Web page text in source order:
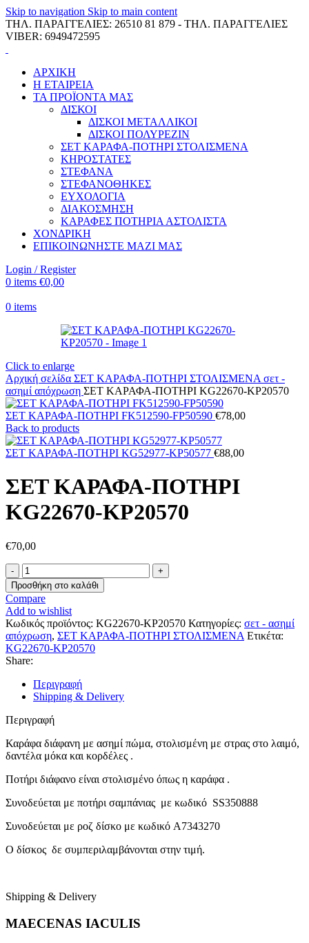
Skip to navigation Skip to main content
ΤΗΛ. ΠΑΡΑΓΓΕΛΙΕΣ: 26510 81 879 - ΤΗΛ. ΠΑΡΑΓΓΕΛΙΕΣ
VIBER: 6949472595
ΑΡΧΙΚΗ
Η ΕΤΑΙΡΕΙΑ
ΤΑ ΠΡΟΪΟΝΤΑ ΜΑΣ
ΔΙΣΚΟΙ
ΔΙΣΚΟΙ ΜΕΤΑΛΛΙΚΟΙ
ΔΙΣΚΟΙ ΠΟΛΥΡΕΖΙΝ
ΣΕΤ ΚΑΡΑΦΑ-ΠΟΤΗΡΙ ΣΤΟΛΙΣΜΕΝΑ
ΚΗΡΟΣΤΑΤΕΣ
ΣΤΕΦΑΝΑ
ΣΤΕΦΑΝΟΘΗΚΕΣ
ΕΥΧΟΛΟΓΙΑ
ΔΙΑΚΟΣΜΗΣΗ
ΚΑΡΑΦΕΣ ΠΟΤΗΡΙΑ ΑΣΤΟΛΙΣΤΑ
ΧΟΝΔΡΙΚΗ
ΕΠΙΚΟΙΝΩΝΗΣΤΕ ΜΑΖΙ ΜΑΣ
Login / Register
0 items €0,00
0 items
Click to enlarge
Αρχική σελίδα ΣΕΤ ΚΑΡΑΦΑ-ΠΟΤΗΡΙ ΣΤΟΛΙΣΜΕΝΑ σετ -
ασημί απόχρωση ΣΕΤ ΚΑΡΑΦΑ-ΠΟΤΗΡΙ KG22670-KP20570
ΣΕΤ ΚΑΡΑΦΑ-ΠΟΤΗΡΙ FK512590-FP50590 €78,00
Back to products
ΣΕΤ ΚΑΡΑΦΑ-ΠΟΤΗΡΙ KG52977-KP50577 €88,00
ΣΕΤ ΚΑΡΑΦΑ-ΠΟΤΗΡΙ
KG22670-KP20570
€70,00
ΣΕΤ
ΚΑΡΑΦΑ-
ΠΟΤΗΡΙ
KG22670-
KP20570
ποσότητα
Προσθήκη στο καλάθι
Compare
Add to wishlist
Κωδικός προϊόντος: KG22670-KP20570 Κατηγορίες: σετ - ασημί
απόχρωση, ΣΕΤ ΚΑΡΑΦΑ-ΠΟΤΗΡΙ ΣΤΟΛΙΣΜΕΝΑ Ετικέτα:
KG22670-KP20570
Share:
Περιγραφή
Shipping & Delivery
Περιγραφή
Καράφα διάφανη με ασημί πώμα, στολισμένη με στρας στο λαιμό,
δαντέλα μόκα και κορδέλες .
Ποτήρι διάφανο είναι στολισμένο όπως η καράφα .
Συνοδεύεται με ποτήρι σαμπάνιας με κωδικό SS350888
Συνοδεύεται με ροζ δίσκο με κωδικό A7343270
O δίσκος δε συμπεριλαμβάνονται στην τιμή.
Shipping & Delivery
MAECENAS IACULIS